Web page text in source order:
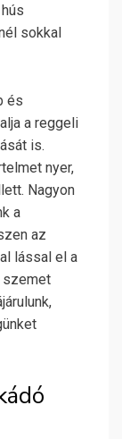
sokkal
és
a reggeli
is.
nyer,
Nagyon
a
az
lással el a
szemet